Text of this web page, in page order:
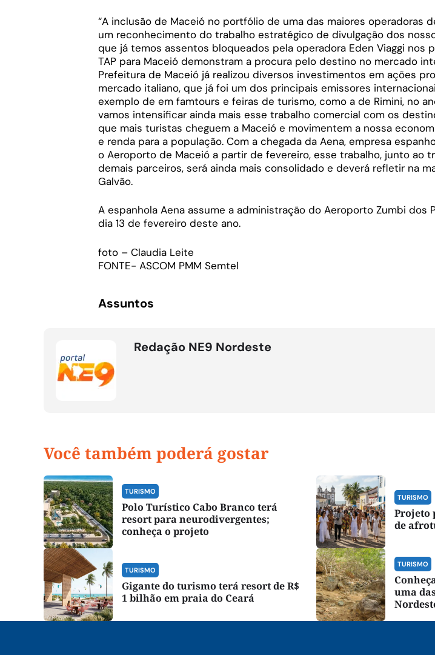
“A inclusão de Maceió no portfólio de uma das maiores operadoras
um reconhecimento do trabalho estratégico de divulgação dos
que já temos assentos bloqueados pela operadora Eden Viaggi nos
TAP para Maceió demonstram a procura pelo destino no mercado
Prefeitura de Maceió já realizou diversos investimentos em ações
mercado italiano, que já foi um dos principais emissores
exemplo de em famtours e feiras de turismo, como a de Rimini, no
vamos intensificar ainda mais esse trabalho comercial com os
que mais turistas cheguem a Maceió e movimentem a nossa
e renda para a população. Com a chegada da Aena, empresa
o Aeroporto de Maceió a partir de fevereiro, esse trabalho, junto ao
demais parceiros, será ainda mais consolidado e deverá refletir na
Galvão.
A espanhola Aena assume a administração do Aeroporto Zumbi dos
dia 13 de fevereiro deste ano.
foto – Claudia Leite
FONTE- ASCOM PMM Semtel
Assuntos
Redação NE9 Nordeste
Você também poderá gostar
TURISMO
Polo Turístico Cabo Branco terá
resort para neurodivergentes;
conheça o projeto
TURISMO
Projeto
de
TURISMO
Gigante do turismo terá resort de R$
1 bilhão em praia do Ceará
TURISMO
uma